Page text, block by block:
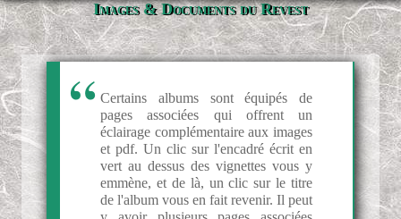
Images & Documents du Revest
Certains albums sont équipés de
pages associées qui offrent un
éclairage complémentaire aux images
et pdf. Un clic sur l'encadré écrit en
vert au dessus des vignettes vous y
emmène, et de là, un clic sur le titre
de l'album vous en fait revenir. Il peut